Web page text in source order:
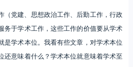
党建、思想政治工作、后勤工作，行政
务于学术工作，这些工作的价值要从学术
是学术本位。我看有些文章，对学术本位
还意味着什么？学术本位就意味着学术至